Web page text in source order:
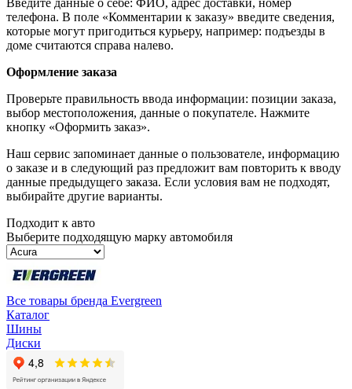
Введите данные о себе: ФИО, адрес доставки, номер
телефона. В поле «Комментарии к заказу» введите сведения,
которые могут пригодиться курьеру, например: подъезды в
доме считаются справа налево.
Оформление заказа
Проверьте правильность ввода информации: позиции заказа,
выбор местоположения, данные о покупателе. Нажмите
кнопку «Оформить заказ».
Наш сервис запоминает данные о пользователе, информацию
о заказе и в следующий раз предложит вам повторить к вводу
данные предыдущего заказа. Если условия вам не подходят,
выбирайте другие варианты.
Подходит к авто
Выберите подходящую марку автомобиля
Все товары бренда Evergreen
Каталог
Шины
Диски